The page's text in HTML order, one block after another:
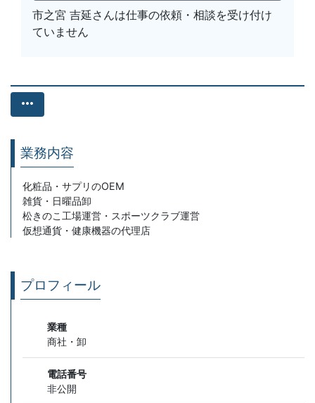
市之宮 吉延さんは仕事の依頼・相談を受け付け
ていません
more_horiz
業務内容
化粧品・サプリのOEM
雑貨・日曜品卸
松きのこ工場運営・スポーツクラブ運営
仮想通貨・健康機器の代理店
プロフィール
業種
商社・卸
電話番号
非公開